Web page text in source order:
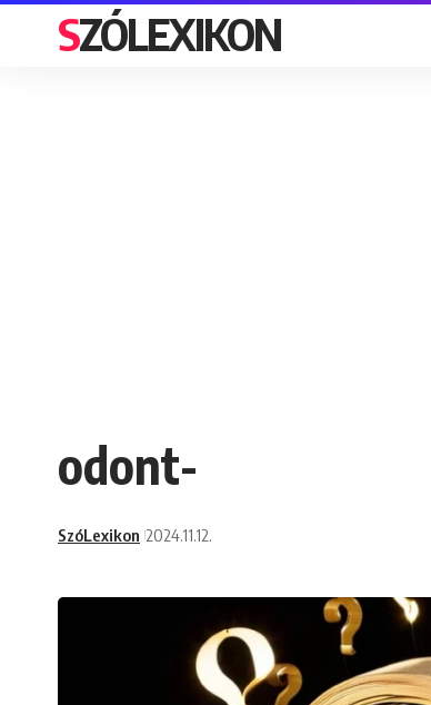
SZÓLEXIKON
odont-
SzóLexikon 2024.11.12.